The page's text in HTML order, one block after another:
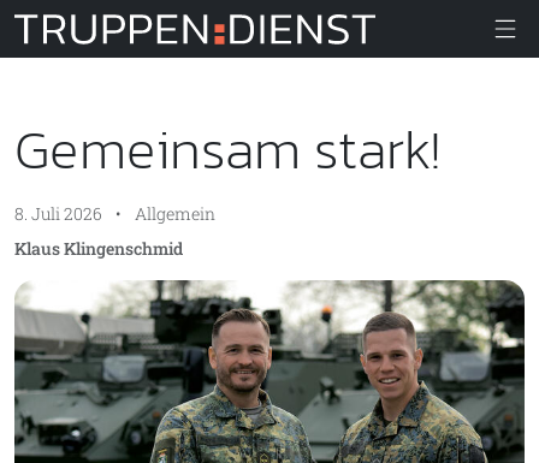
Truppendienst
Gemeinsam stark!
8. Juli 2026 •
Allgemein
Klaus Klingenschmid